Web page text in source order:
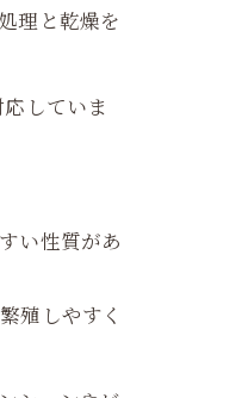
理と乾燥を
していま
い性質があ
殖しやすく